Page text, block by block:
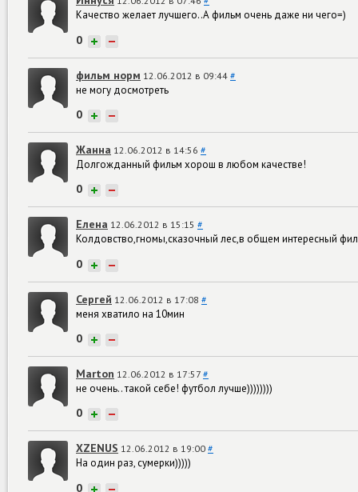
Качество желает лучшего..А фильм очень даже ни чего=)
0 + −
фильм норм 12.06.2012 в 09:44 #
не могу досмотреть
0 + −
Жанна 12.06.2012 в 14:56 #
Долгожданный фильм хорош в любом качестве!
0 + −
Елена 12.06.2012 в 15:15 #
Колдовство,гномы,сказочный лес,в общем интересный
0 + −
Сергей 12.06.2012 в 17:08 #
меня хватило на 10мин
0 + −
Marton 12.06.2012 в 17:57 #
не очень.. такой себе! футбол лучше))))))))
0 + −
XZENUS 12.06.2012 в 19:00 #
На один раз, сумерки)))))
0 + −